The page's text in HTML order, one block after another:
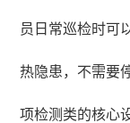
员日常巡检时可
热隐患，不需要
项检测类的核心